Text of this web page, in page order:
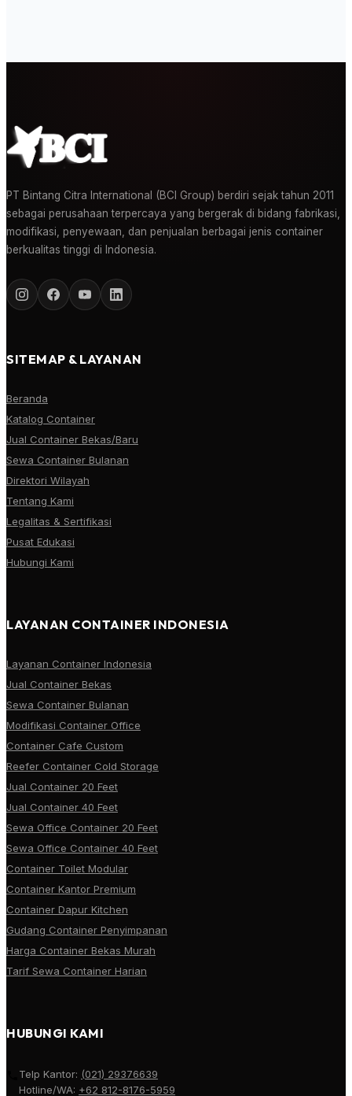
PT Bintang Citra International (BCI Group) berdiri sejak tahun 2011
sebagai perusahaan terpercaya yang bergerak di bidang fabrikasi,
modifikasi, penyewaan, dan penjualan berbagai jenis container
berkualitas tinggi di Indonesia.
SITEMAP & LAYANAN
Beranda
Katalog Container
Jual Container Bekas/Baru
Sewa Container Bulanan
Direktori Wilayah
Tentang Kami
Legalitas & Sertifikasi
Pusat Edukasi
Hubungi Kami
LAYANAN CONTAINER INDONESIA
Layanan Container Indonesia
Jual Container Bekas
Sewa Container Bulanan
Modifikasi Container Office
Container Cafe Custom
Reefer Container Cold Storage
Jual Container 20 Feet
Jual Container 40 Feet
Sewa Office Container 20 Feet
Sewa Office Container 40 Feet
Container Toilet Modular
Container Kantor Premium
Container Dapur Kitchen
Gudang Container Penyimpanan
Harga Container Bekas Murah
Tarif Sewa Container Harian
HUBUNGI KAMI
Telp Kantor: (021) 29376639
Hotline/WA: +62 812-8176-5959